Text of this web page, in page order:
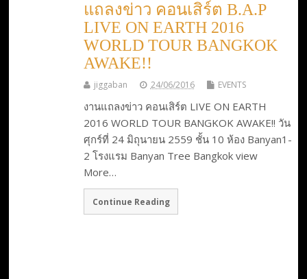
แถลงข่าว คอนเสิร์ต B.A.P
LIVE ON EARTH 2016
WORLD TOUR BANGKOK
AWAKE!!
jiggaban 24/06/2016 EVENTS
งานแถลงข่าว คอนเสิร์ต LIVE ON EARTH
2016 WORLD TOUR BANGKOK AWAKE!! วัน
ศุกร์ที่ 24 มิถุนายน 2559 ชั้น 10 ห้อง Banyan1-
2 โรงแรม Banyan Tree Bangkok view
More…
Continue Reading